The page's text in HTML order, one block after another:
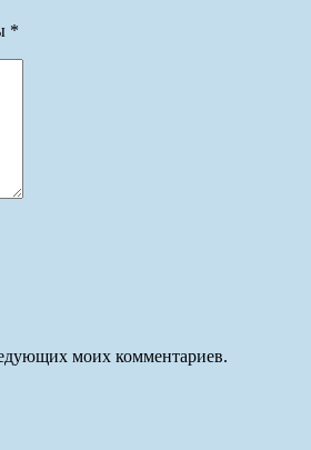
*
моих комментариев.